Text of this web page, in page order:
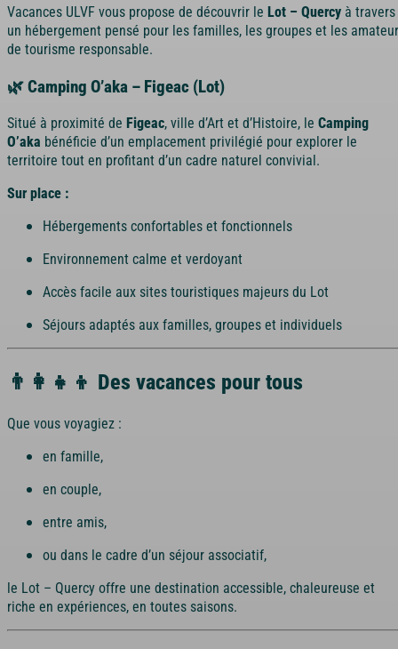
Vacances ULVF vous propose de découvrir le Lot – Quercy à travers
un hébergement pensé pour les familles, les groupes et les
de tourisme responsable.
🌿 Camping O’aka – Figeac (Lot)
Situé à proximité de Figeac, ville d’Art et d’Histoire, le Camping
O’aka bénéficie d’un emplacement privilégié pour explorer le
territoire tout en profitant d’un cadre naturel convivial.
Sur place :
Hébergements confortables et fonctionnels
Environnement calme et verdoyant
Accès facile aux sites touristiques majeurs du Lot
Séjours adaptés aux familles, groupes et individuels
👨‍👩‍👧‍👦 Des vacances pour tous
Que vous voyagiez :
en famille,
en couple,
entre amis,
ou dans le cadre d’un séjour associatif,
le Lot – Quercy offre une destination accessible, chaleureuse et
riche en expériences, en toutes saisons.